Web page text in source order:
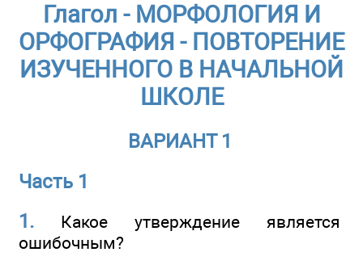
Глагол - МОРФОЛОГИЯ И
ОРФОГРАФИЯ - ПОВТОРЕНИЕ
ИЗУЧЕННОГО В НАЧАЛЬНОЙ
ШКОЛЕ
ВАРИАНТ 1
Часть 1
1. Какое утверждение является
ошибочным?